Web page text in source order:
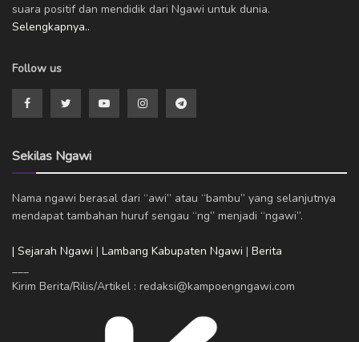
suara positif dan mendidik dari Ngawi untuk dunia.
Selengkapnya..
Follow us
Sekilas Ngawi
Nama ngawi berasal dari “awi” atau “bambu” yang selanjutnya
mendapat tambahan huruf sengau “ng” menjadi “ngawi”.
| Sejarah Ngawi | Lambang Kabupaten Ngawi | Berita
Kirim Berita/Rilis/Artikel : redaksi@kampoengngawi.com